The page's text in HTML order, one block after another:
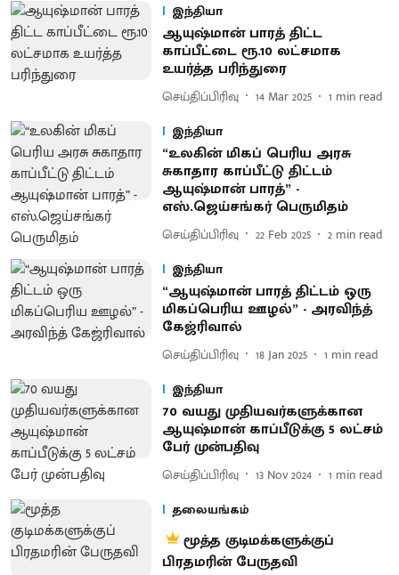
இந்தியா
ஆயுஷ்மான் பாரத் திட்ட
காப்பீட்டை ரூ.10 லட்சமாக
உயர்த்த பரிந்துரை
செய்திப்பிரிவு 14 Mar 2025 1 min read
இந்தியா
“உலகின் மிகப் பெரிய அரசு
சுகாதார காப்பீட்டு திட்டம்
ஆயுஷ்மான் பாரத்” -
எஸ்.ஜெய்சங்கர் பெருமிதம்
செய்திப்பிரிவு 22 Feb 2025 2 min read
இந்தியா
“ஆயுஷ்மான் பாரத் திட்டம் ஒரு
மிகப்பெரிய ஊழல்” - அரவிந்த்
கேஜ்ரிவால்
செய்திப்பிரிவு 18 Jan 2025 1 min read
இந்தியா
70 வயது முதியவர்களுக்கான
ஆயுஷ்மான் காப்பீடுக்கு 5 லட்சம்
பேர் முன்பதிவு
செய்திப்பிரிவு 13 Nov 2024 1 min read
தலையங்கம்
மூத்த குடிமக்களுக்குப்
பிரதமரின் பேருதவி